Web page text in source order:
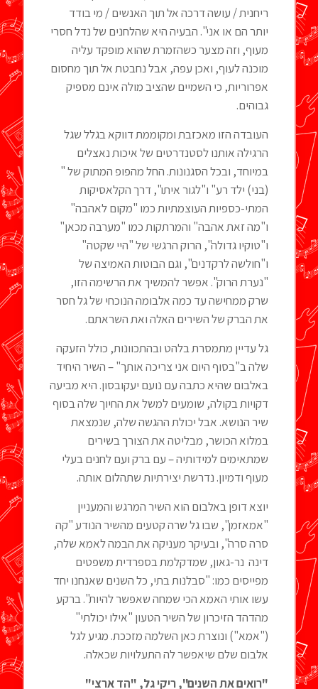
ריחנית / עושה דרכה אל תוך האנשים / מי בודד
יותר הם או אני". הבעיה היא שהלחנים של נדל חסרי
מעוף, וזה מצער כשהזמרת שהוא מופקד עליה
מוכנה לעוף, ואכן עפה, אבל נחבטת אל תוך מחסום
אפרוריות, כי השמיים שהציב מולה אינם מספיק
גבוהים.
העובדה הזו מאכזבת ומקוממת דווקא בגלל שגל
הרגילה אותנו לסטנדרטים של איכות נאצלים
במיוחד, ובכל הסגנונות. החל מהפופ המתוק של "
(בני) ילד רע" ו"לגור איתו", דרך הקלאסיקות
המתי-כספיות העוצמתיות כמו "מקום לאהבה"
ו"מה זאת אהבה" והמרתקות כמו "מערבה מכאן"
ו"טוקיו גדולה", הרוק הרגשי של "היי שקטה"
ו"חולשה לרקדנים", וגם הבוטות האמיצה של
"נערת הרוק". אפשר להמשיך את הרשימה הזו,
שרק ממחישה עד כמה אלבומה הנוכחי של גל חסר
את הברק של השירים האלה ואת השראתם.
גל עדיין מתמסרת בלהט ובהתכוונות, כולל הזעקה
שלה ב"בסוף היום אני צריכה אותך" – השיר היחיד
באלבום שהיא כתבה עם נועם יעקובסון. היא מביעה
דקויות בקולה, שומעים למשל את החיוך שלה בסוף
שיר הנושא. אבל יכולת ההגשה שלה, שנמצאת
במלוא הכושר, מבליטה את הצורך בשירים
שמתאימים למידותיה – עם ברק ועם לחנים בעלי
מעוף ודמיון. נדרשת יצירתיות שתהלום אותה.
יוצא דופן באלבום הוא השיר המרגש והמעניין
"אמאזמן", שבו גל שרה קטעים מהשיר הנודע "קה
סרה סרה", ובעיקר מעניקה את הבמה לאמא שלה,
דינה נר-גאון, שמדקלמת בספרדית משפטים
מפייסים כמו: "סבלנות בתי, כל השנים שאנחנו יחד
עשו אותי האמא הכי שמחה שאפשר להיות". ברקע
מהדהד הזיכרון של השיר הטעון "אילו יכולתי"
("אמא") ונוצרת כאן השלמה מזככת. מגיע לגל
אלבום שלם שיאפשר לה התעלויות שכאלה.
"רואים את השנים", ריקי גל, "הד ארצי"